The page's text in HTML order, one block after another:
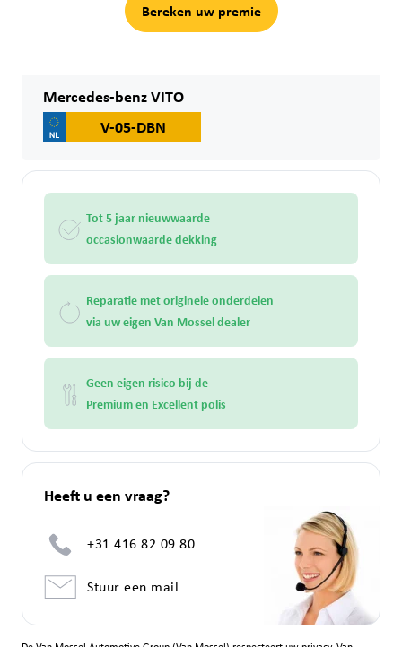
Bereken uw premie
Mercedes-benz VITO
V-05-DBN
Tot 5 jaar nieuwwaarde
occasionwaarde dekking
Reparatie met originele onderdelen
via uw eigen Van Mossel dealer
Geen eigen risico bij de
Premium en Excellent polis
Heeft u een vraag?
+31 416 82 09 80
Stuur een mail